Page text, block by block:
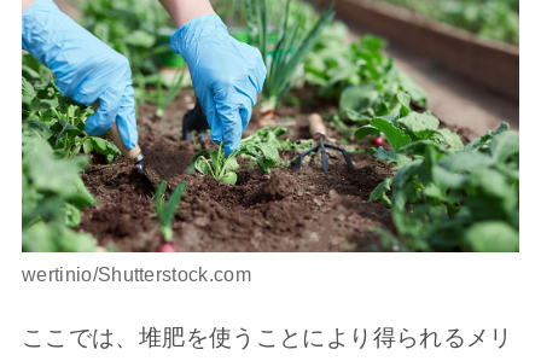
wertinio/Shutterstock.com
ここでは、堆肥を使うことにより得られるメリ